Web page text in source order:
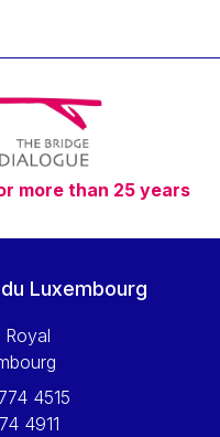
Caldeira
more than 25 years
Luxembourg
4515
4911